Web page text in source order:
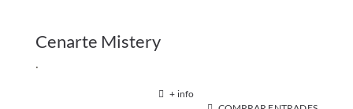
Cenarte Mistery
.
+ info